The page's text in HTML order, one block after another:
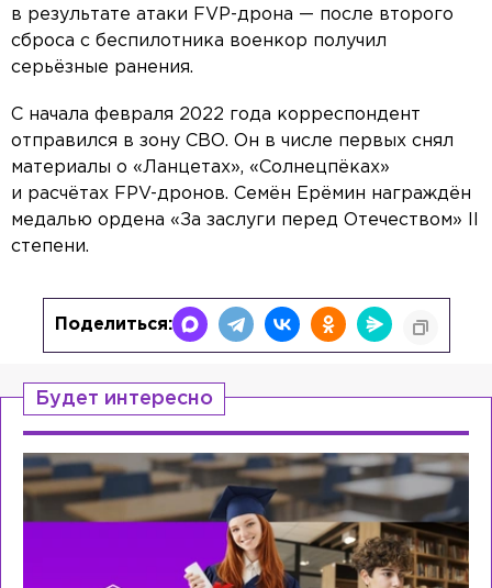
в результате атаки FVP-дрона — после второго
сброса с беспилотника военкор получил
серьёзные ранения.
С начала февраля 2022 года корреспондент
отправился в зону СВО. Он в числе первых снял
материалы о «Ланцетах», «Солнецпёках»
и расчётах FPV-дронов. Семён Ерёмин награждён
медалью ордена «За заслуги перед Отечеством» II
степени.
Поделиться:
Будет интересно